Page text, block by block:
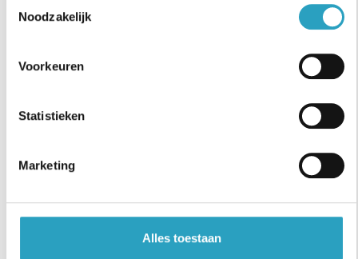
Noodzakelijk
Voorkeuren
Statistieken
Marketing
Alles toestaan
consequente communicatie en je staat stevig
Ervaring met werken volgens het zorgleefplan
Goede beheersing van de Nederlandse taal.
Je woont in (de buurt van) Utrecht Leidsche
bij AxionContinu